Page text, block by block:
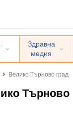
Здравна
медия
Велико Търново град
Търново